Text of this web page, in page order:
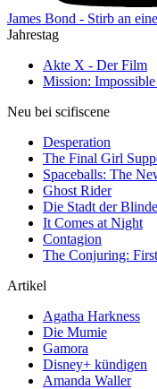
James Bond - Stirb an
Jahrestag
Akte X - Der Film
Mission:
Neu bei scifiscene
Desperation
The Final Girl
Spaceballs: The
Ghost Rider
Die Stadt der
It Comes at Night
Contagion
The Conjuring:
Artikel
Agatha Harkness
Die Mumie
Gamora
Disney+ kündigen
Amanda Waller